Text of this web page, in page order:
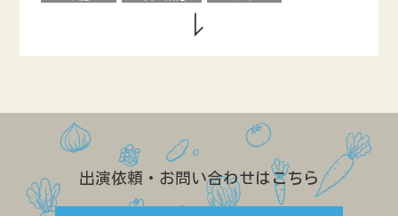
ソラマメ 水菜 ルッコラ
カリフローレ スティックセニョール
バナナ アローカナ 造園
養豚
レストラン GAP
キャリア ネパール
効率化 農政 ブランディング
ゲストハウス 学生 八百屋
出演依頼・お問い合わせはこちら